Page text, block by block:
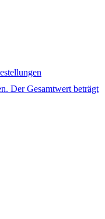
Der Gesamtwert beträgt